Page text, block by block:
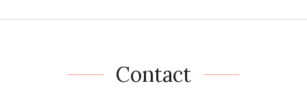
Contact